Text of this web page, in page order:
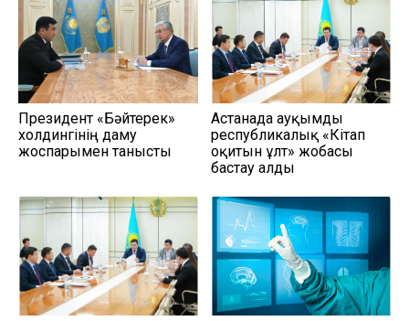
Президент «Бәйтерек»
холдингінің даму
жоспарымен танысты
Астанада ауқымды
республикалық «Кітап
оқитын ұлт» жобасы
бастау алды